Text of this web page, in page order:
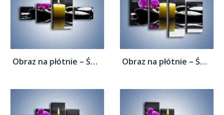
Obraz na płótnie – Świeca przed kwiatem –... Obraz na płótnie – Świeca przed kwiatem –...